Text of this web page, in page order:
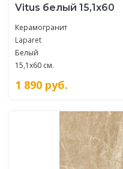
Vitus белый 15,1х60
Керамогранит
Laparet
Белый
15,1x60 см.
1 890 руб.